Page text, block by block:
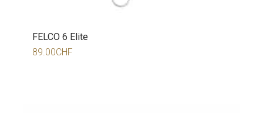
FELCO 6 Elite
89.00CHF